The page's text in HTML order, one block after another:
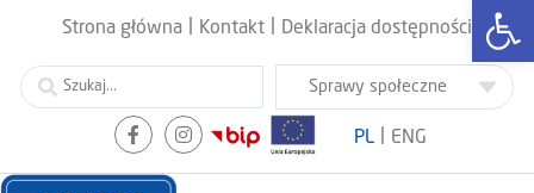
Strona główna Kontakt Deklaracja dostępności
PL ENG